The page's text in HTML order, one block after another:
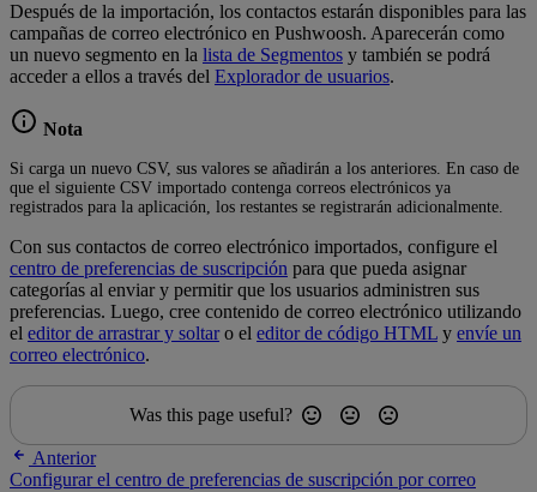
Después de la importación, los contactos estarán disponibles para las
campañas de correo electrónico en Pushwoosh. Aparecerán como
un nuevo segmento en la lista de Segmentos y también se podrá
acceder a ellos a través del Explorador de usuarios.
Nota
Si carga un nuevo CSV, sus valores se añadirán a los anteriores. En caso de
que el siguiente CSV importado contenga correos electrónicos ya
registrados para la aplicación, los restantes se registrarán adicionalmente.
Con sus contactos de correo electrónico importados, configure el
centro de preferencias de suscripción para que pueda asignar
categorías al enviar y permitir que los usuarios administren sus
preferencias. Luego, cree contenido de correo electrónico utilizando
el editor de arrastrar y soltaro el editor de código HTML y envíe un
correo electrónico.
Was this page useful?
Anterior
Configurar el centro de preferencias de suscripción por correo